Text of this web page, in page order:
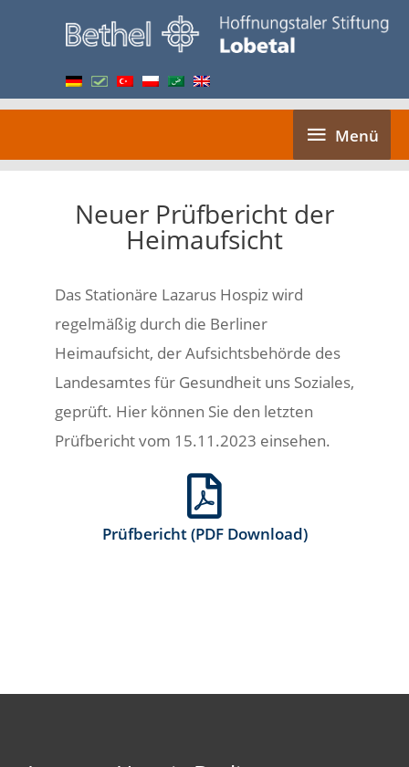
Menü
Menü
Neuer Prüfbericht der
Heimaufsicht
Das Stationäre Lazarus Hospiz wird
regelmäßig durch die Berliner
Heimaufsicht, der Aufsichtsbehörde des
Landesamtes für Gesundheit uns Soziales,
geprüft. Hier können Sie den letzten
Prüfbericht vom 15.11.2023 einsehen.
Prüfbericht (PDF Download)